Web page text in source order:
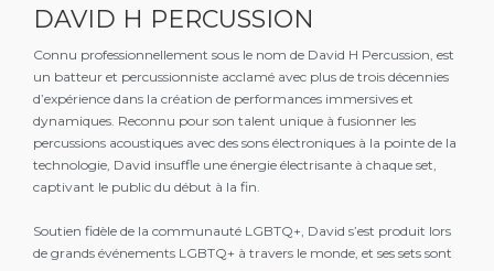
DAVID H PERCUSSION
Connu professionnellement sous le nom de David H Percussion, est
un batteur et percussionniste acclamé avec plus de trois décennies
d’expérience dans la création de performances immersives et
dynamiques. Reconnu pour son talent unique à fusionner les
percussions acoustiques avec des sons électroniques à la pointe de la
technologie, David insuffle une énergie électrisante à chaque set,
captivant le public du début à la fin.
Soutien fidèle de la communauté LGBTQ+, David s’est produit lors
de grands événements LGBTQ+ à travers le monde, et ses sets sont